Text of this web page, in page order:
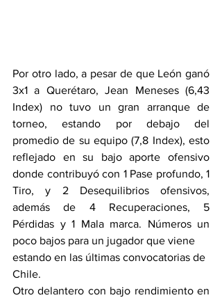
Por otro lado, a pesar de que León ganó
3x1 a Querétaro, Jean Meneses (6,43
Index) no tuvo un gran arranque de
torneo, estando por debajo del
promedio de su equipo (7,8 Index), esto
reflejado en su bajo aporte ofensivo
donde contribuyó con 1 Pase profundo, 1
Tiro, y 2 Desequilibrios ofensivos,
además de 4 Recuperaciones, 5
Pérdidas y 1 Mala marca. Números un
poco bajos para un jugador que viene
estando en las últimas convocatorias de
Chile.
Otro delantero con bajo rendimiento en